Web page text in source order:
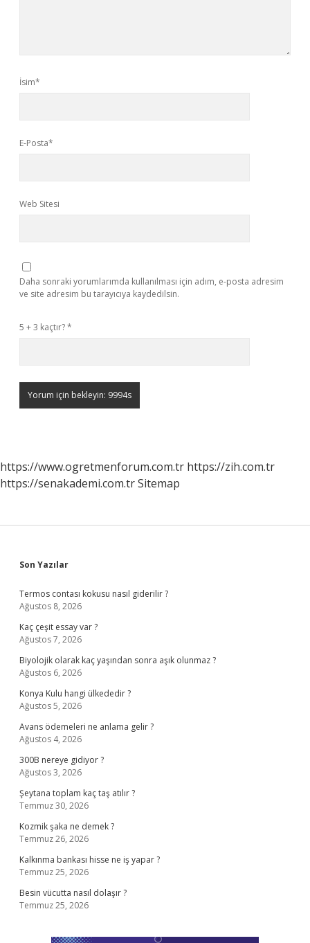
İsim*
E-Posta*
Web Sitesi
Daha sonraki yorumlarımda kullanılması için adım, e-posta adresim
ve site adresim bu tarayıcıya kaydedilsin.
5 + 3 kaçtır?*
https://www.ogretmenforum.com.tr https://zih.com.tr
https://senakademi.com.trSitemap
Sidebar
Son Yazılar
Termos contası kokusu nasıl giderilir ?
Ağustos 8, 2026
Kaç çeşit essay var ?
Ağustos 7, 2026
Biyolojik olarak kaç yaşından sonra aşık olunmaz ?
Ağustos 6, 2026
Konya Kulu hangi ülkededir ?
Ağustos 5, 2026
Avans ödemeleri ne anlama gelir ?
Ağustos 4, 2026
300B nereye gidiyor ?
Ağustos 3, 2026
Şeytana toplam kaç taş atılır ?
Temmuz 30, 2026
Kozmik şaka ne demek ?
Temmuz 26, 2026
Kalkınma bankası hisse ne iş yapar ?
Temmuz 25, 2026
Besin vücutta nasıl dolaşır ?
Temmuz 25, 2026